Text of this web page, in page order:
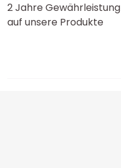
2 Jahre Gewährleistung
auf unsere Produkte